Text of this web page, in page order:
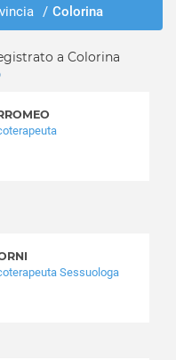
/ Colorina
a Colorina
Sessuologa